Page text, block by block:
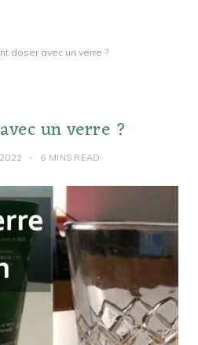
doser avec un verre ?
un verre ?
6 MINS READ